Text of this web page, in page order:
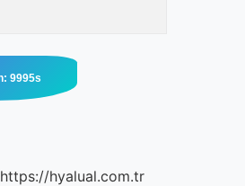
https://hyalual.com.tr